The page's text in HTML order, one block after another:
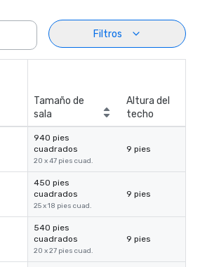
Filtros
Tamaño de
sala
Altura del
techo
940 pies
cuadrados
20 x 47 pies cuad.
9 pies
450 pies
cuadrados
25 x 18 pies cuad.
9 pies
540 pies
cuadrados
20 x 27 pies cuad.
9 pies